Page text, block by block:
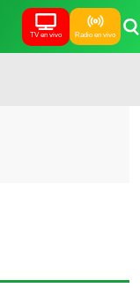
TV en vivo Radio en vivo